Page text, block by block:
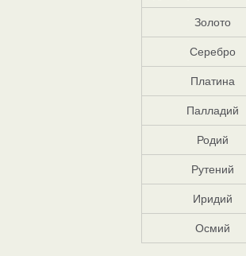
Золото
Серебро
Платина
Палладий
Родий
Рутений
Иридий
Осмий